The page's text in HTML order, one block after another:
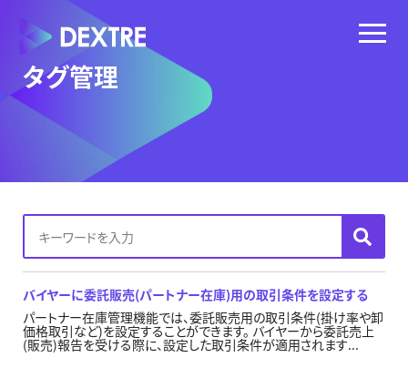
タグ管理
バイヤーに委託販売(パートナー在庫)用の取引条件を設定する
パートナー在庫管理機能では、委託販売用の取引条件(掛け率や卸
価格取引など)を設定することができます。 バイヤーから委託売上
(販売)報告を受ける際に、設定した取引条件が適用されます...